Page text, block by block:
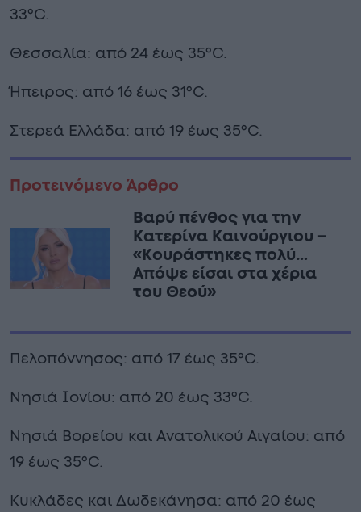
33°C.
Θεσσαλία: από 24 έως 35°C.
Ήπειρος: από 16 έως 31°C.
Στερεά Ελλάδα: από 19 έως 35°C.
Προτεινόμενο Άρθρο
Βαρύ πένθος για την
Κατερίνα Καινούργιου –
«Κουράστηκες πολύ…
Απόψε είσαι στα χέρια
του Θεού»
Πελοπόννησος: από 17 έως 35°C.
Νησιά Ιονίου: από 20 έως 33°C.
Νησιά Βορείου και Ανατολικού Αιγαίου: από
19 έως 35°C.
Κυκλάδες και Δωδεκάνησα: από 20 έως